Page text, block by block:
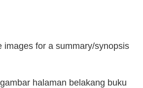
images for a summary/synopsis
halaman belakang buku